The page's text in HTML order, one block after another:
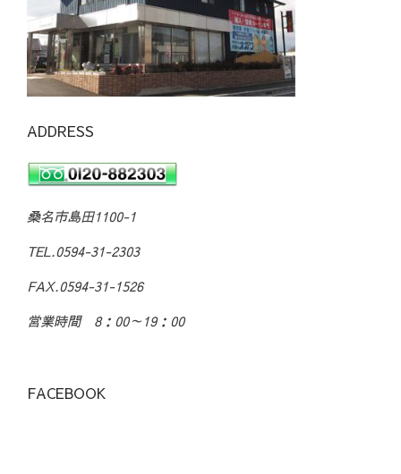
ADDRESS
桑名市島田1100-1
TEL.0594-31-2303
FAX.0594-31-1526
営業時間 8：00～19：00
FACEBOOK